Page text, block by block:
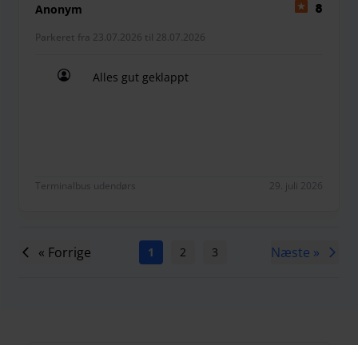
Anonym 8
Parkeret fra 23.07.2026 til 28.07.2026
Alles gut geklappt
Terminalbus udendørs 29. juli 2026
« Forrige 1 2 3 5 6
Næste »